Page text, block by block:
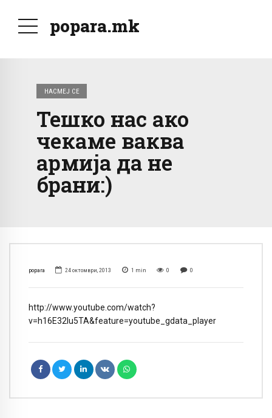
popara.mk
НАСМЕЈ СЕ
Тешко нас ако
чекаме ваква
армија да не
брани:)
popara 24 октомври, 2013 1 min 0 0
http://www.youtube.com/watch?
v=h16E32lu5TA&feature=youtube_gdata_player